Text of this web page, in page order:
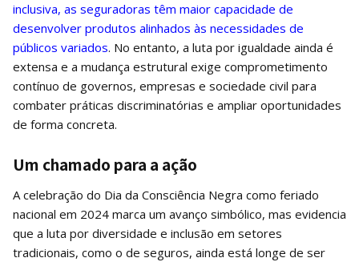
inclusiva, as seguradoras têm maior capacidade de
desenvolver produtos alinhados às necessidades de
públicos variados. No entanto, a luta por igualdade ainda é
extensa e a mudança estrutural exige comprometimento
contínuo de governos, empresas e sociedade civil para
combater práticas discriminatórias e ampliar oportunidades
de forma concreta.
Um chamado para a ação
A celebração do Dia da Consciência Negra como feriado
nacional em 2024 marca um avanço simbólico, mas evidencia
que a luta por diversidade e inclusão em setores
tradicionais, como o de seguros, ainda está longe de ser